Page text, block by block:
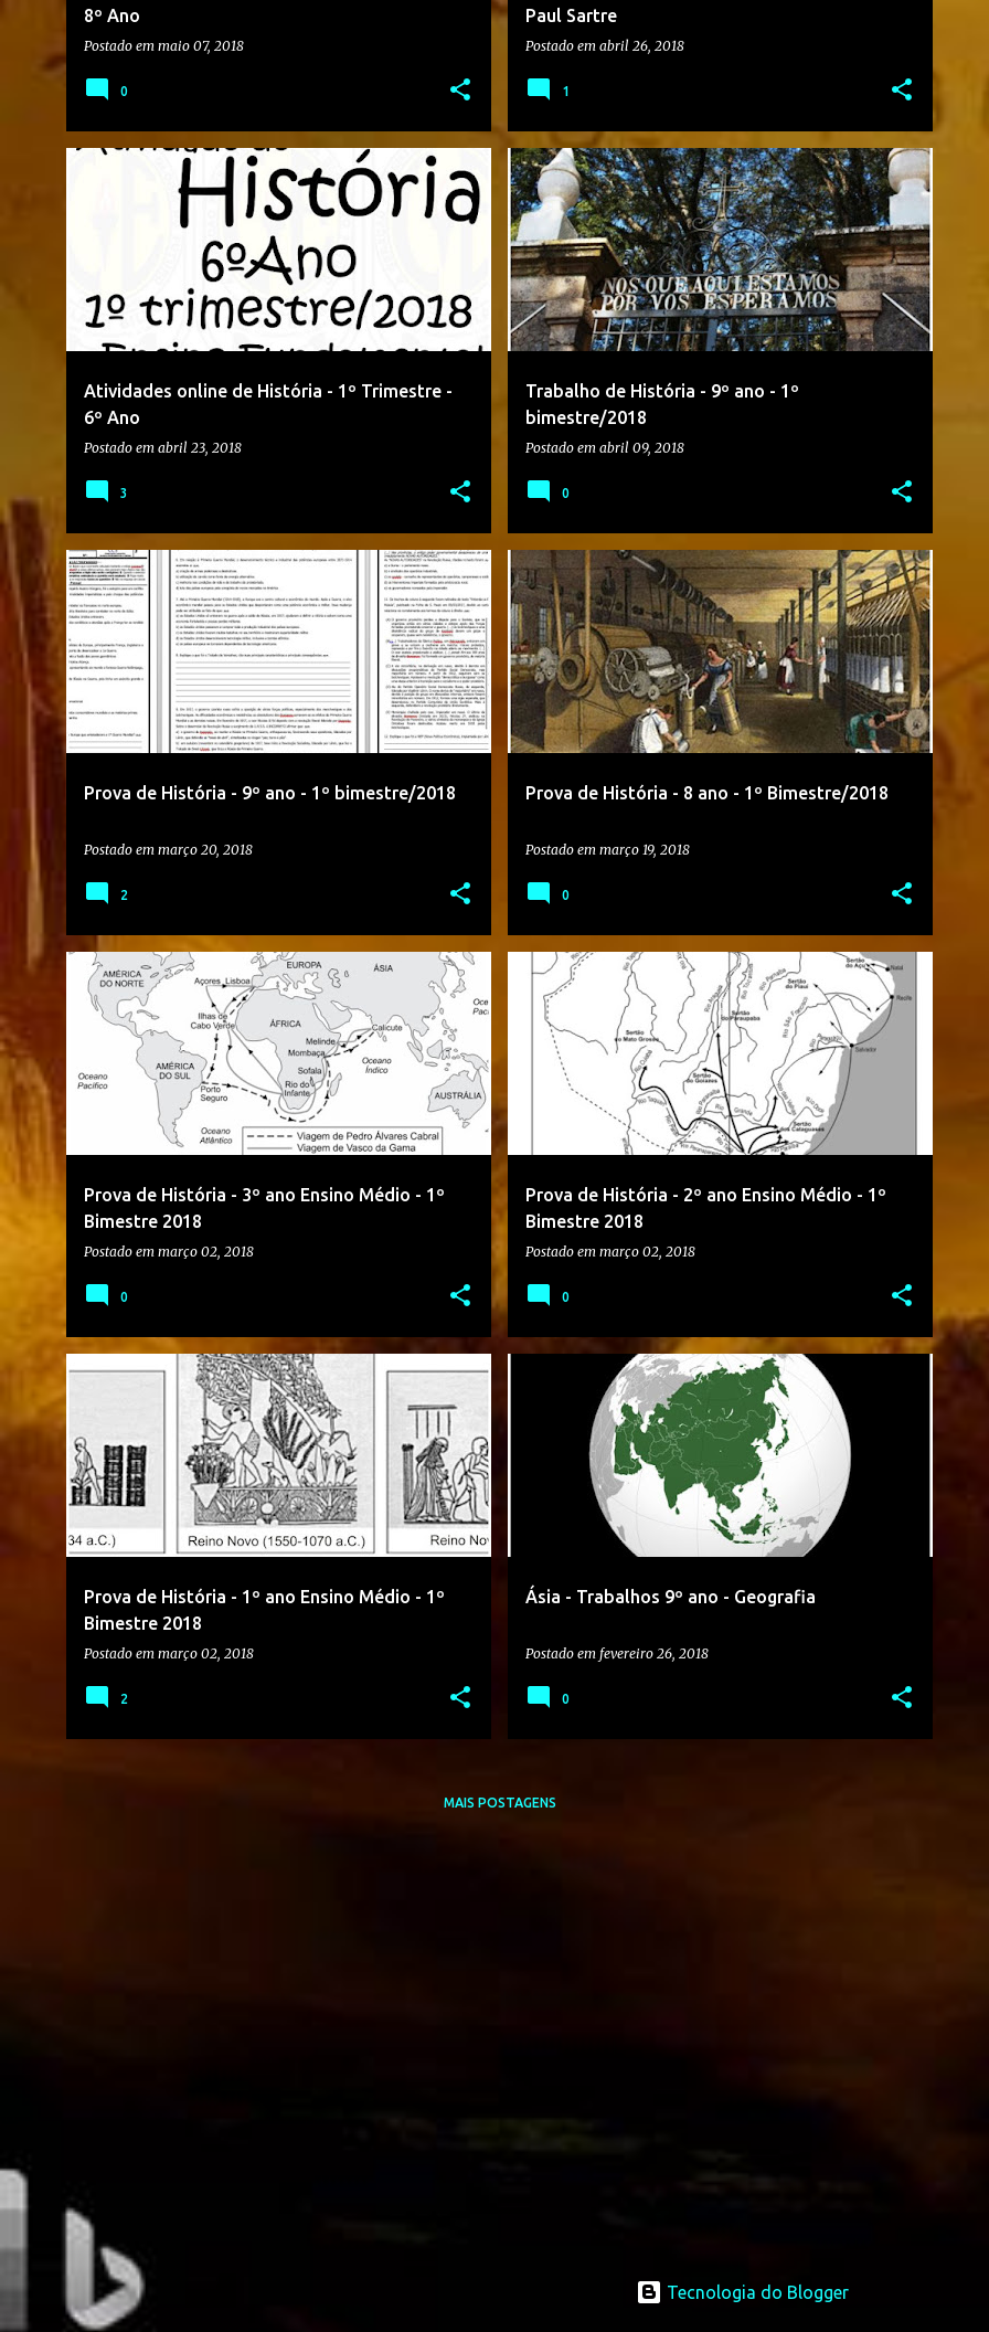
8º Ano
Postado em maio 07, 2018
0
Paul Sartre
Postado em abril 26, 2018
1
Atividades online de História - 1º Trimestre -
6º Ano
Postado em abril 23, 2018
6º ANO ATIVIDADE ATIVIDADE ONLINE
COLÉGIO OLAVO BILAC +
HISTÓRIA
3
Trabalho de História - 9º ano - 1º
bimestre/2018
Postado em abril 09, 2018
2018 9º ANO ATIVIDADE ATIVIDADE ONLINE
COLÉGIO CONSTRUINDO O SABER FILME +
VÍDEO
0
Prova de História - 9º ano - 1º bimestre/2018
Postado em março 20, 2018
1º BIMESTRE 2018 9º ANO +3
2
Prova de História - 8 ano - 1º Bimestre/2018
Postado em março 19, 2018
1º BIMESTRE 2018 8º ANO +3
0
Prova de História - 3º ano Ensino Médio - 1º
Bimestre 2018
Postado em março 02, 2018
1º BIMESTRE 2018 3º ANO +3
0
Prova de História - 2º ano Ensino Médio - 1º
Bimestre 2018
Postado em março 02, 2018
1º BIMESTRE 2018 2º ANO +3
0
Prova de História - 1º ano Ensino Médio - 1º
Bimestre 2018
Postado em março 02, 2018
1º BIMESTRE 2018
2
Ásia - Trabalhos 9º ano - Geografia
Postado em fevereiro 26, 2018
COLÉGIO CONSTRUINDO O SABER GEOGRAFIA
0
MAIS POSTAGENS
Tecnologia do Blogger